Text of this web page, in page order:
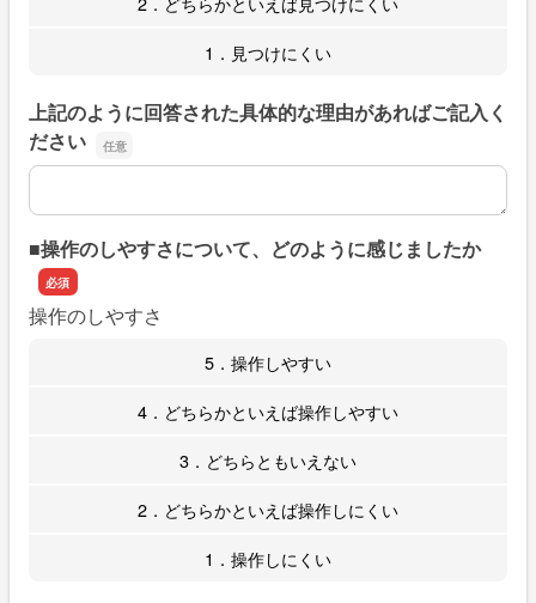
1．見つけにくい
上記のように回答された具体的な理由があればご記入く
ださい
上記のように回答された具体的な理由があればご記入くだ
■操作のしやすさについて、どのように感じましたか
操作のしやすさ
5．操作しやすい
4．どちらかといえば操作しやすい
3．どちらともいえない
2．どちらかといえば操作しにくい
1．操作しにくい